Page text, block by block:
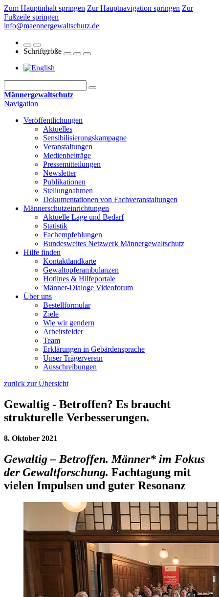
Zum Hauptinhalt springen Zur Hauptnavigation springen Zur
Fußzeile springen
info@maennergewaltschutz.de
Schriftgröße
Männergewaltschutz
Navigation
Veröffentlichungen
Aktuelles
Sensibilisierungskampagne
Veranstaltungen
Medienbeiträge
Pressemitteilungen
Newsletter
Publikationen
Stellungnahmen
Dokumentationen von Fachveranstaltungen
Männerschutz­einrichtungen
Aktuelle Lage und Bedarf
Statistik
Fachempfehlungen
Bundesweites Netzwerk Männergewaltschutz
Hilfe finden
Kontaktlandkarte
Gewaltopfer­ambulanzen
Hotlines & Hilfeportale
Männer-Dialoge Videoforum
Über uns
Bestellformular
Ziele
Wie wir gendern
Arbeitsfelder
Team
Erklärungen in Gebärdensprache
Unser Trägerverein
Ausschreibungen
zurück zur Übersicht
Gewaltig - Betroffen? Es braucht
strukturelle Verbesserungen.
8. Oktober 2021
Gewaltig – Betroffen. Männer* im Fokus
der Gewaltforschung. Fachtagung mit
vielen Impulsen und guter Resonanz